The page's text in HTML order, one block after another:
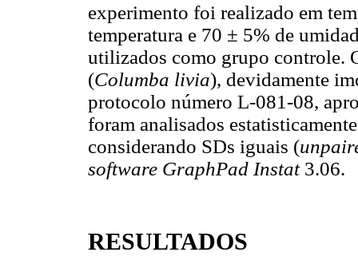
experimento foi realizado em
temperatura e 70 ± 5% de
utilizados como grupo controle.
(Columba livia), devidamente
protocolo número L-081-08,
foram analisados
considerando SDs iguais (
software GraphPad Instat3.06.
RESULTADOS